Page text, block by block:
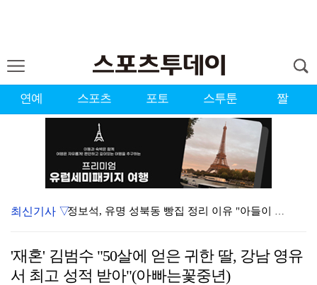
연예 스포츠 포토 스투툰 짤
정보석, 유명 성북동 빵집 정리 이유 "아들이 엄마 믿…
반민정, 9월의 신부 된다…"좋은 꿈 예쁜 마음가짐으로…
최신기사 ▽
'재혼' 김범수 "50살에 얻은 귀한 딸, 강남 영유
서 최고 성적 받아"(아빠는꽃중년)